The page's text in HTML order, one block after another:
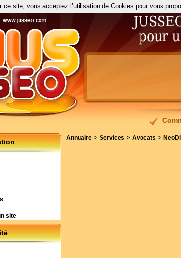
site
Annuaire > Services > Avocats >
ce site, vous acceptez l’utilisation de Cookies pour vous